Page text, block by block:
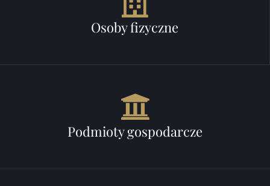
Osoby fizyczne
Podmioty gospodarcze